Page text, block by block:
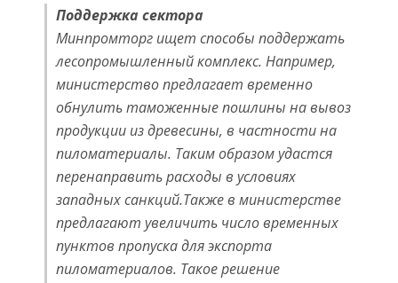
Поддержка сектора
Минпромторг ищет способы поддержать
лесопромышленный комплекс. Например,
министерство предлагает временно
обнулить таможенные пошлины на вывоз
продукции из древесины, в частности на
пиломатериалы. Таким образом удастся
перенаправить расходы в условиях
западных санкций.Также в министерстве
предлагают увеличить число временных
пунктов пропуска для экспорта
пиломатериалов. Такое решение